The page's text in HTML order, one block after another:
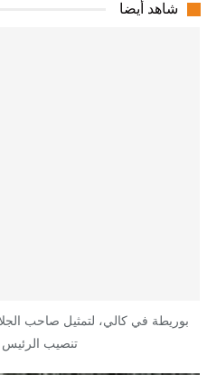
شاهد أيضا
بوريطة في كالي، لتمثيل صاحب
تنصيب الرئيس